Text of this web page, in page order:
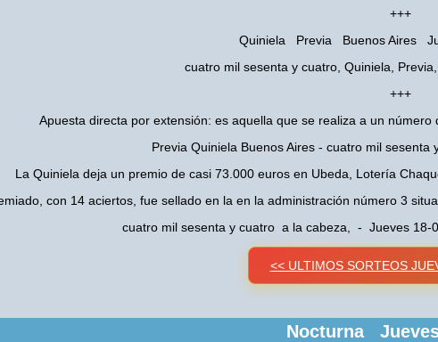
+++
Quiniela Previa Buenos Aires
cuatro mil sesenta y cuatro, Quiniela,
+++
Apuesta directa por extensión: es aquella que se realiza a un
Previa Quiniela Buenos Aires - cuatro mil
La Quiniela deja un premio de casi 73.000 euros en Ubeda, Lotería
con 14 aciertos, fue sellado en la en la administración número 3
cuatro mil sesenta y cuatro a la cabeza, - Jueves
<< ULTIMOS SORTEOS
Nocturna